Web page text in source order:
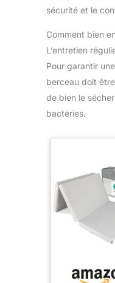
sécurité et le
Comment bien
L’entretien
Pour garantir
berceau doit
de bien le
bactéries.